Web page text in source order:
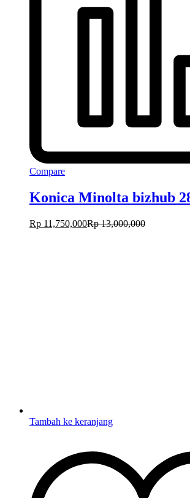
Compare
Konica Minolta bizhub
Rp 11,750,000Rp13,000,000
Tambah ke keranjang